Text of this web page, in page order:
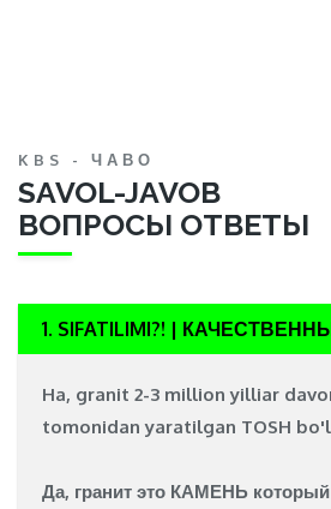
KBS - ЧАВО
SAVOL-JAVOB
ВОПРОСЫ ОТВЕТЫ
1. SIFATILIMI?! |
Ha, granit 2-3 million yilliar
tomonidan yaratilgan TOSH
Да, гранит это КАМЕНЬ